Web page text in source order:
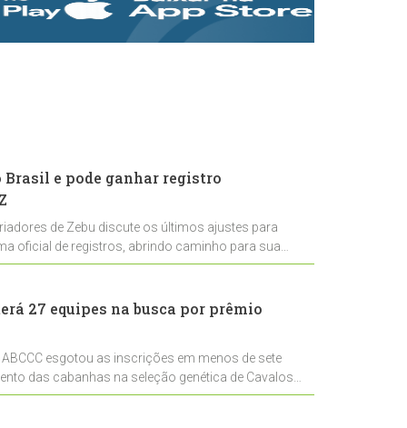
rastreabilidade e
rigor técnico para
Brasil e pode ganhar registro
de Zebu discute os últimos ajustes para
oficial de registros, abrindo caminho para sua
27 equipes na busca por prêmio
esgotou as inscrições em menos de sete
das cabanhas na seleção genética de Cavalos